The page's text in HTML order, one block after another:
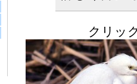
クリックす